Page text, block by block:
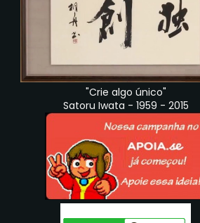
"Crie algo único"
Satoru Iwata - 1959 - 2015